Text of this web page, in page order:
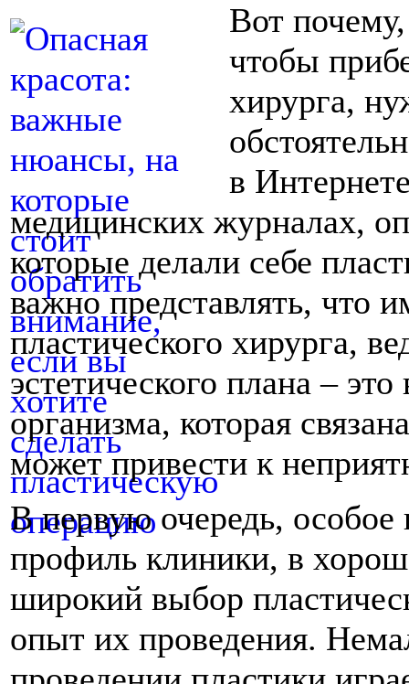
Вот
чтобы
хирурга,
в
медицинских журналах,
которые делали себе
важно представлять, что
пластического хирурга,
эстетического плана –
организма, которая
может привести к
В первую очередь,
профиль клиники, в
широкий выбор
опыт их проведения.